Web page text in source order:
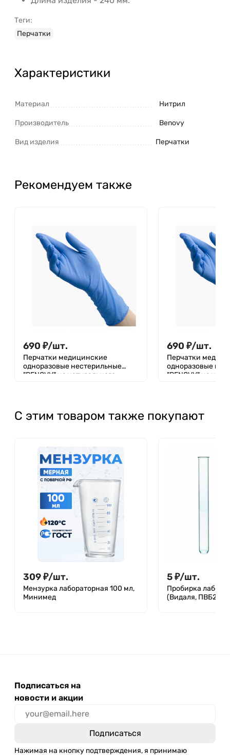
Теги:
Перчатки
Характеристики
Материал Нитрил
Производитель Benovy
Вид изделия Перчатки
Рекомендуем также
690 ₽/шт.
Перчатки медицинские
одноразовые нестерильные
"BENOVY" из натурального
690 ₽/шт.
Перчатки
одноразовые
"BENOVY" из
С этим товаром также покупают
309₽/шт.
Мензурка лабораторная 100 мл,
Минимед
5₽/шт.
Пробирка
(Видаля, ПВБ2)
Подписаться на
новости и акции
Нажимая на кнопку подтверждения, я принимаю